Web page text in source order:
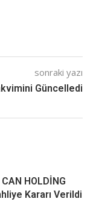
sonraki yazı
Güncelledi
HOLDİNG
Kararı Verildi